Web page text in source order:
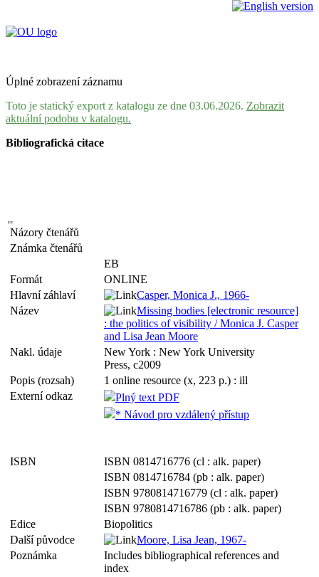
Úplné zobrazení záznamu
Toto je statický export z katalogu ze dne 03.06.2026. Zobrazit
aktuální podobu v katalogu.
Bibliografická citace
Názory čtenářů
Známka čtenářů
EB
Formát
ONLINE
Hlavní záhlaví
Casper, Monica J., 1966-
Název
Missing bodies [electronic resource]
: the politics of visibility / Monica J. Casper
and Lisa Jean Moore
Nakl. údaje
New York : New York University
Press, c2009
Popis (rozsah)
1 online resource (x, 223 p.) : ill
Externí odkaz
Plný text PDF
* Návod pro vzdálený přístup
ISBN
ISBN 0814716776 (cl : alk. paper)
ISBN 0814716784 (pb : alk. paper)
ISBN 9780814716779 (cl : alk. paper)
ISBN 9780814716786 (pb : alk. paper)
Edice
Biopolitics
Další původce
Moore, Lisa Jean, 1967-
Poznámka
Includes bibliographical references and
index